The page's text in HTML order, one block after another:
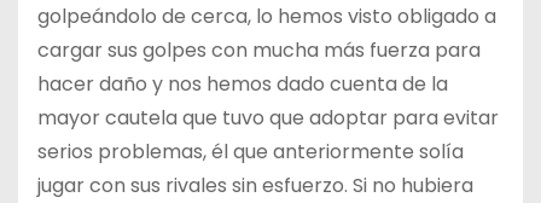
golpeándolo de cerca, lo hemos visto obligado a
cargar sus golpes con mucha más fuerza para
hacer daño y nos hemos dado cuenta de la
mayor cautela que tuvo que adoptar para evitar
serios problemas, él que anteriormente solía
jugar con sus rivales sin esfuerzo. Si no hubiera